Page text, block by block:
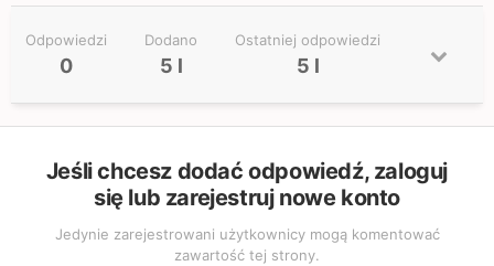
Odpowiedzi
0
Dodano
5 l
Ostatniej odpowiedzi
5 l
Jeśli chcesz dodać odpowiedź, zaloguj
się lub zarejestruj nowe konto
Jedynie zarejestrowani użytkownicy mogą komentować
zawartość tej strony.